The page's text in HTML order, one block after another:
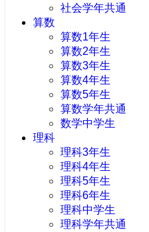
社会学年共通
算数
算数1年生
算数2年生
算数3年生
算数4年生
算数5年生
算数学年共通
数学中学生
理科
理科3年生
理科4年生
理科5年生
理科6年生
理科中学生
理科学年共通